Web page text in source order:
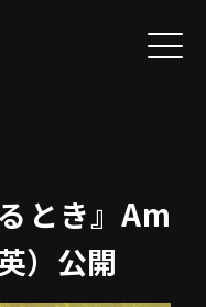
とき』Am
）公開